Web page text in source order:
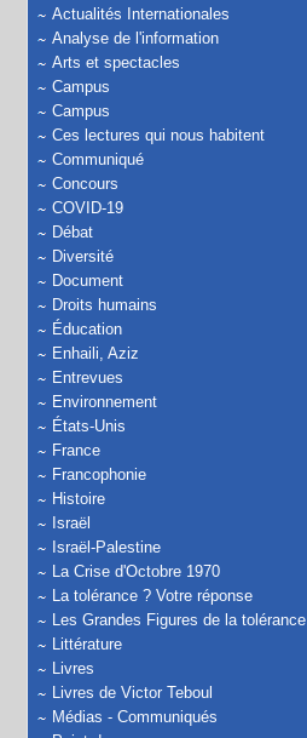
Actualités Internationales
Analyse de l'information
Arts et spectacles
Campus
Campus
Ces lectures qui nous habitent
Communiqué
Concours
COVID-19
Débat
Diversité
Document
Droits humains
Éducation
Enhaili, Aziz
Entrevues
Environnement
États-Unis
France
Francophonie
Histoire
Israël
Israël-Palestine
La Crise d'Octobre 1970
La tolérance ? Votre réponse
Les Grandes Figures de la tolérance
Littérature
Livres
Livres de Victor Teboul
Médias - Communiqués